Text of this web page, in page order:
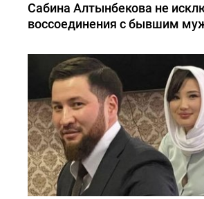
Сабина Алтынбекова не
воссоединения с бывшим